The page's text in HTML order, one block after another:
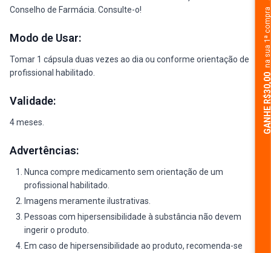
Conselho de Farmácia. Consulte-o!
Modo de Usar:
Tomar 1 cápsula duas vezes ao dia ou conforme orientação de
profissional habilitado.
Validade:
4 meses.
Advertências:
Nunca compre medicamento sem orientação de um
profissional habilitado.
Imagens meramente ilustrativas.
Pessoas com hipersensibilidade à substância não devem
ingerir o produto.
Em caso de hipersensibilidade ao produto, recomenda-se
na sua 1ª compra